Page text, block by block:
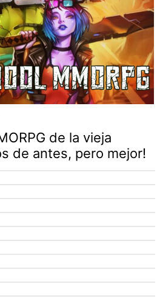
de la vieja
de antes, pero mejor!